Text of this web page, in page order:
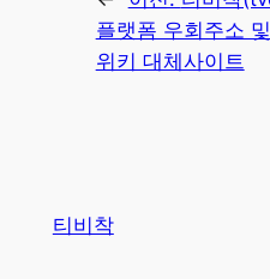
플랫폼 우회주소
위키 대체사이트
티비착